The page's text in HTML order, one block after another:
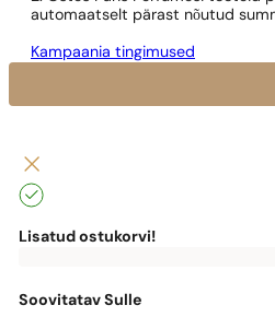
automaatselt pärast nõutud
Kampaania tingimused
Lisatud ostukorvi!
puudu
0,00€
Soovitatav Sulle